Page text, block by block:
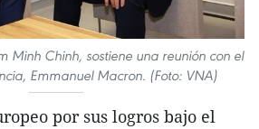
Minh Chinh, sostiene una reunión con el
Emmanuel Macron. (Foto: VNA)
por sus logros bajo el